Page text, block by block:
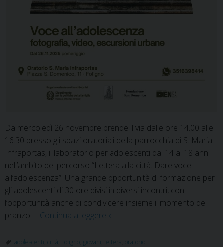
Da mercoledì 26 novembre prende il via dalle ore 14.00 alle
16.30 presso gli spazi oratoriali della parrocchia di S. Maria
Infraportas, il laboratorio per adolescenti dai 14 ai 18 anni
nell’ambito del percorso “Lettera alla città. Dare voce
all’adolescenza”. Una grande opportunità di formazione per
gli adolescenti di 30 ore divisi in diversi incontri, con
l’opportunità anche di condividere insieme il momento del
pranzo … Continua a leggere Lettera
città:
»
adolescenti città Foligno giovani lettera oratorio